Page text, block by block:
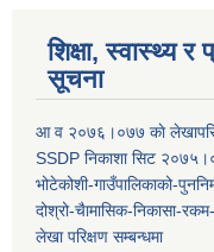
शिक्षा, स्वास्थ्य र
सूचना
आ व २०७६।०७७ काे
SSDP निकाशा सिट
भोटेकोशी-गाउँपालिकाको-
दोश्रो-चैामासिक-निकासा-
लेखा परिक्षण सम्बन्धमा